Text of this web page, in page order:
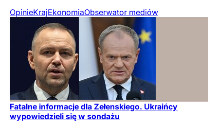
OpinieKrajEkonomiaObserwator mediów
Fatalne informacje dla Zełenskiego. Ukraińcy
wypowiedzieli się w sondażu